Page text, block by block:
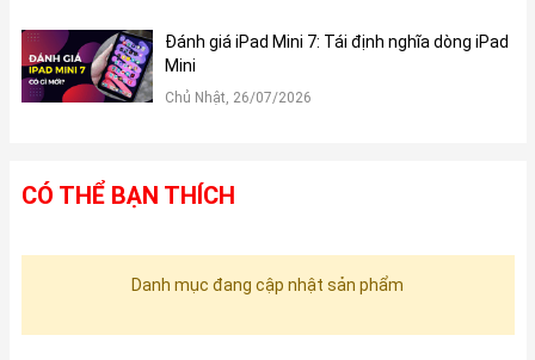
Đánh giá iPad Mini 7: Tái định nghĩa dòng iPad
Mini
Chủ Nhật, 26/07/2026
CÓ THỂ BẠN THÍCH
Danh mục đang cập nhật sản phẩm